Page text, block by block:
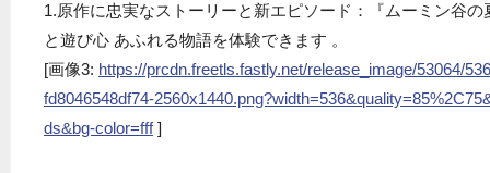
1.原作に忠実なストーリーと新エピソード：『ムーミン谷
と遊び心 あふれる物語を体験できます 。
[画像3: https://prcdn.freetls.fastly.net/release_image/53064/
fd8046548df74-
ds&bg-color=fff]